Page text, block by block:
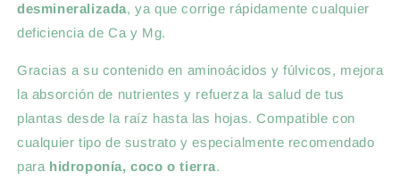
desmineralizada, ya que corrige rápidamente cualquier
deficiencia de Ca y Mg.
Gracias a su contenido en aminoácidos y fúlvicos, mejora
la absorción de nutrientes y refuerza la salud de tus
plantas desde la raíz hasta las hojas. Compatible con
cualquier tipo de sustrato y especialmente recomendado
para hidroponía, coco o tierra.